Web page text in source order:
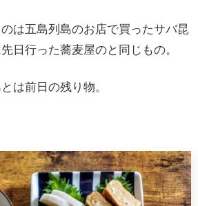
は五島列島のお店で買ったサバ昆
日行った蕎麦屋のと同じもの。
は前日の残り物。